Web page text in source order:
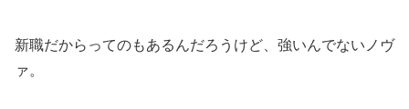
新職だからってのもあるんだろうけど、強いんでないノヴ
ァ。